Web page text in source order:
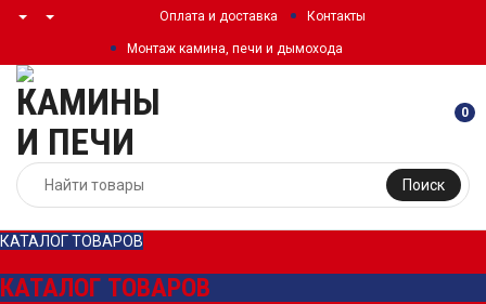
Оплата и доставка Контакты
Монтаж камина, печи и дымохода
Поиск
0
КАТАЛОГ ТОВАРОВ
КАТАЛОГ ТОВАРОВ